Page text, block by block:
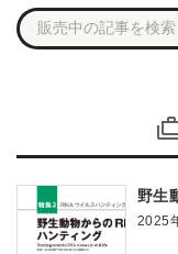
野生
2025